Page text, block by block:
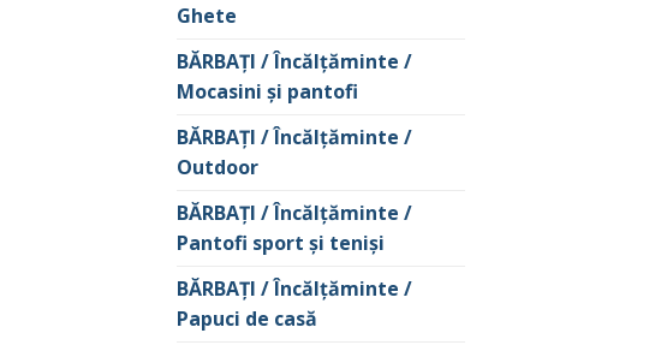
Ghete
BĂRBAŢI / Încălţăminte /
Mocasini şi pantofi
BĂRBAŢI / Încălţăminte /
Outdoor
BĂRBAŢI / Încălţăminte /
Pantofi sport şi tenişi
BĂRBAŢI / Încălţăminte /
Papuci de casă